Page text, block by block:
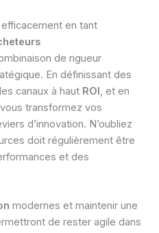
efficacement en tant
de rigueur
En définissant des
canaux à haut ROI, et en
transformez vos
d’innovation. N’oubliez
doit régulièrement être
et des
modernes et maintenir une
de rester agile dans